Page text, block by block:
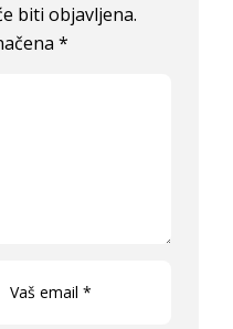
biti objavljena.
*